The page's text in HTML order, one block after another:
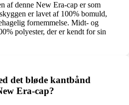
af denne New Era-cap er som
er lavet af 100% bomuld,
fornemmelse. Midt- og
polyester, der er kendt for sin
det bløde kantbånd
Era-cap?